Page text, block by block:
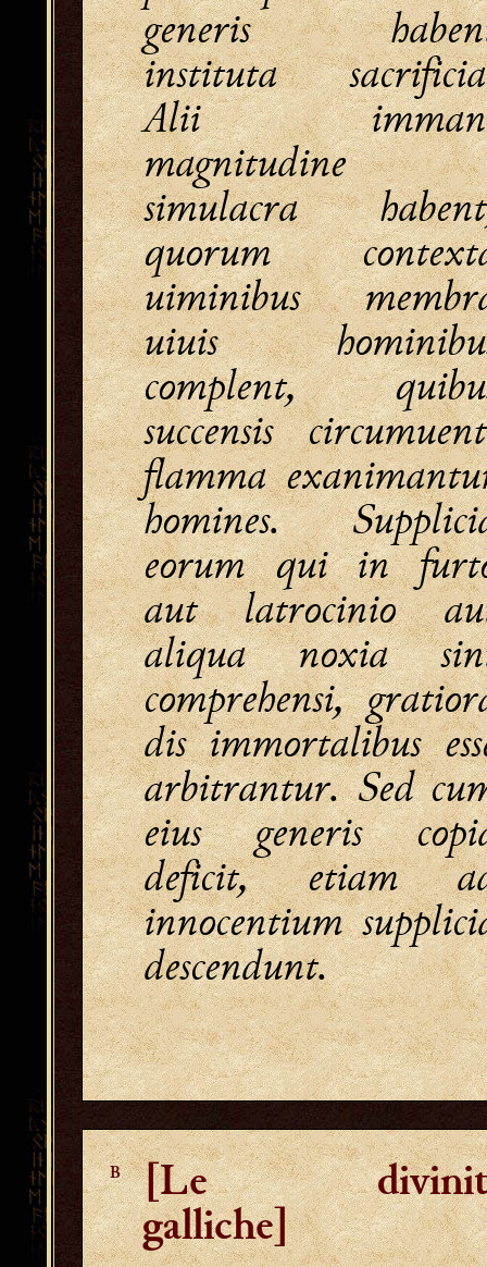
generis
instituta
Alii
magnitudine
simulacra
quorum
uiminibus
uiuis
complent,
succensis
flamma
homines.
eorum qui in
aut latrocinio
aliqua noxia
comprehensi,
dis immortalibus
arbitrantur. Sed
eius generis
deficit, etiam
innocentium
descendunt.
B
[Le
galliche]